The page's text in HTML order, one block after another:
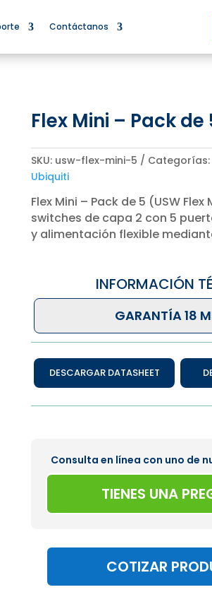
Contáctanos
Flex Mini – Pack de
SKU: usw-flex-mini-5 Categorías:
Ubiquiti
Flex Mini – Pack de 5 (USW
switches de capa 2 con 5
y alimentación flexible
INFORMACIÓN
GARANTÍA 18
DESCARGAR DATASHEET
Consulta en línea con uno de
TIENES UNA
COTIZAR